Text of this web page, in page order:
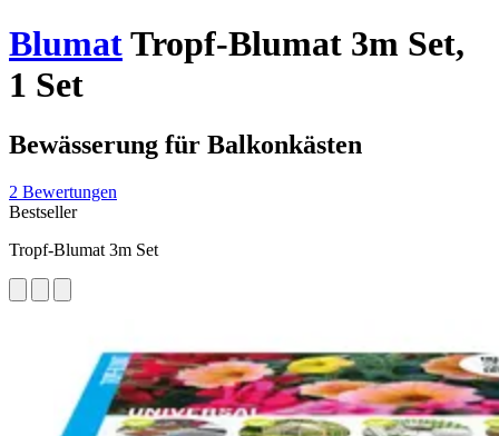
BlumatTropf-Blumat 3m Set,
1 Set
Bewässerung für Balkonkästen
2 Bewertungen
Bestseller
Tropf-Blumat 3m Set